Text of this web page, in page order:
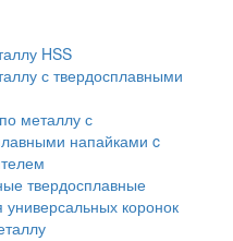
HSS
с твердосплавными
металлу с
напайками c
твердосплавные
универсальных коронок